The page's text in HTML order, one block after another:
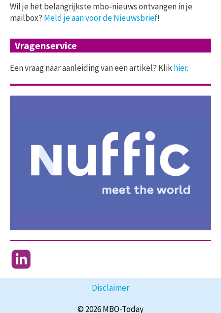
Wil je het belangrijkste mbo-nieuws ontvangen in je
mailbox? Meld je aan voor de Nieuwsbrief!
Vragenservice
Een vraag naar aanleiding van een artikel? Klikhier.
Disclaimer
© 2026 MBO-Today